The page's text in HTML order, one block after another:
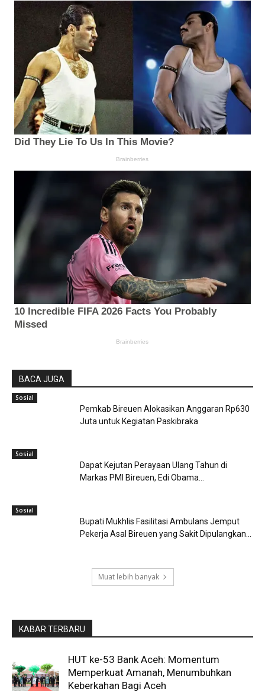
BACA JUGA
Sosial
Pemkab Bireuen Alokasikan Anggaran Rp630
Juta untuk Kegiatan Paskibraka
Sosial
Dapat Kejutan Perayaan Ulang Tahun di
Markas PMI Bireuen, Edi Obama...
Sosial
Bupati Mukhlis Fasilitasi Ambulans Jemput
Pekerja Asal Bireuen yang Sakit Dipulangkan...
Muat lebih banyak
KABAR TERBARU
HUT ke-53 Bank Aceh: Momentum
Memperkuat Amanah, Menumbuhkan
Keberkahan Bagi Aceh